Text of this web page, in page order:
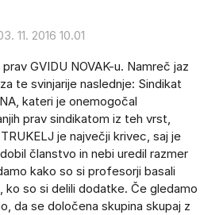
11. 2016 10.01
GVIDU NOVAK-u. Namreč jaz
te svinjarije naslednje: Sindikat
kateri je onemogočal
prav sindikatom iz teh vrst,
je največji krivec, saj je
članstvo in nebi uredil razmer
kako so si profesorji basali
ko so si delili dodatke. Če gledamo
da se določena skupina skupaj z